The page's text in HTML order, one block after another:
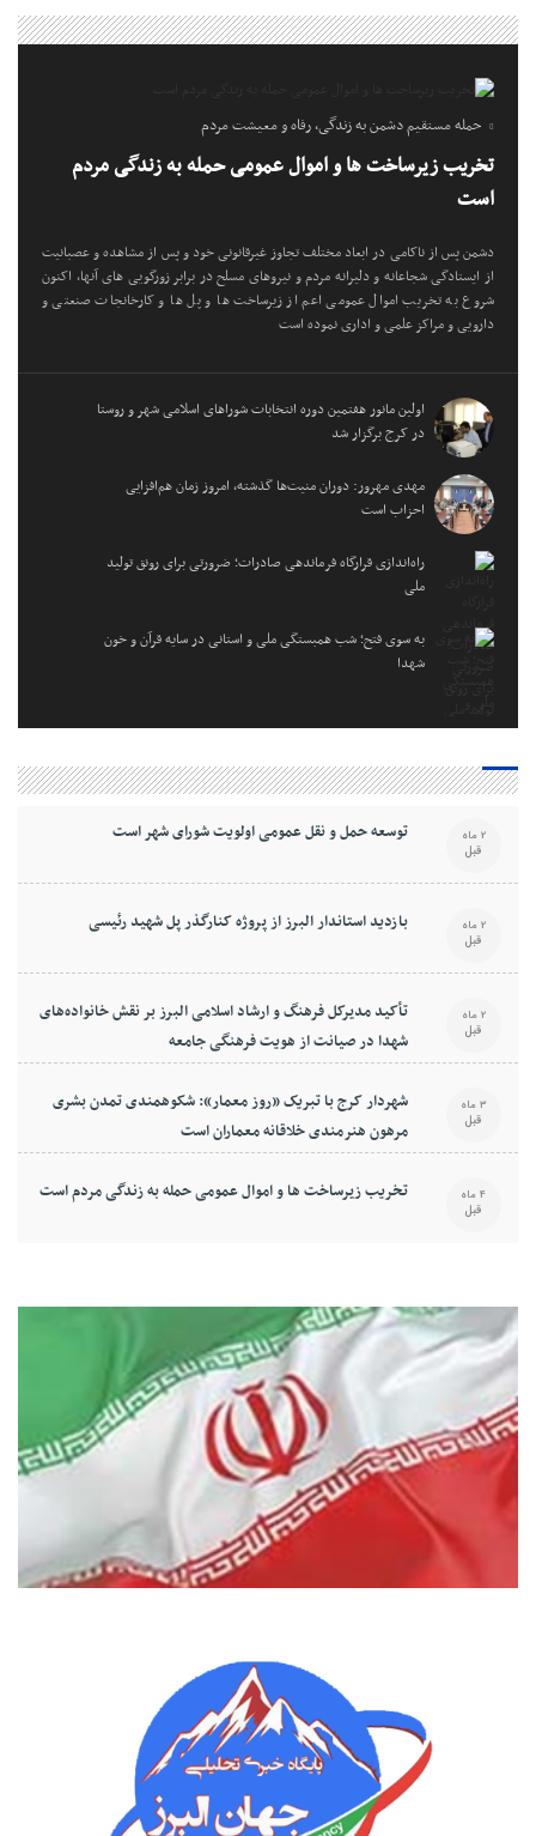
حمله مستقیم دشمن به زندگی، رفاه و معیشت مردم
تخریب زیرساخت ها و اموال عمومی حمله به زندگی مردم
است
دشمن پس از ناکامی در ابعاد مختلف تجاوز غیرقانونی خود و پس از مشاهده و عصبانیت
از ایستادگی شجاعانه و دلیرانه مردم و نیروهای مسلح در برابر زورگویی های آنها، اکنون
شروع به تخریب اموال عمومی اعم از زیرساخت ها و پل ها و کارخانجات صنعتی و
دارویی و مراکز علمی و اداری نموده است
اولین مانور هفتمین دوره انتخابات شوراهای اسلامی شهر و روستا
در کرج برگزار شد
مهدی مهرور: دوران منیت‌ها گذشته، امروز زمان هم‌افزایی
احزاب است
راه‌اندازی قرارگاه فرماندهی صادرات؛ ضرورتی برای رونق تولید
ملی
به سوی فتح؛ شب همبستگی ملی و استانی در سایه قرآن و خون
شهدا
توسعه حمل و نقل عمومی اولویت شورای شهر است 2 ماه
قبل
بازدید استاندار البرز از پروژه کنارگذر پل شهید رئیسی 2 ماه
قبل
تأکید مدیرکل فرهنگ و ارشاد اسلامی البرز بر نقش خانواده‌های
شهدا در صیانت از هویت فرهنگی جامعه
2 ماه
قبل
شهردار کرج با تبریک «روز معمار»: شکوهمندی تمدن بشری
مرهون هنرمندی خلاقانه معماران است
3 ماه
قبل
تخریب زیرساخت ها و اموال عمومی حمله به زندگی مردم است 4 ماه
قبل